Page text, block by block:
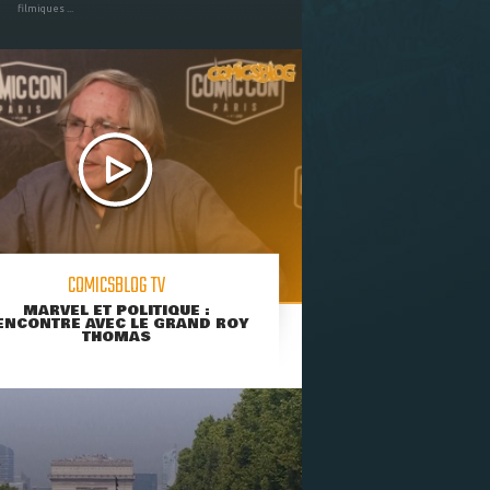
filmiques ...
COMICSBLOG TV
MARVEL ET POLITIQUE :
AVEC LE GRAND ROY
THOMAS